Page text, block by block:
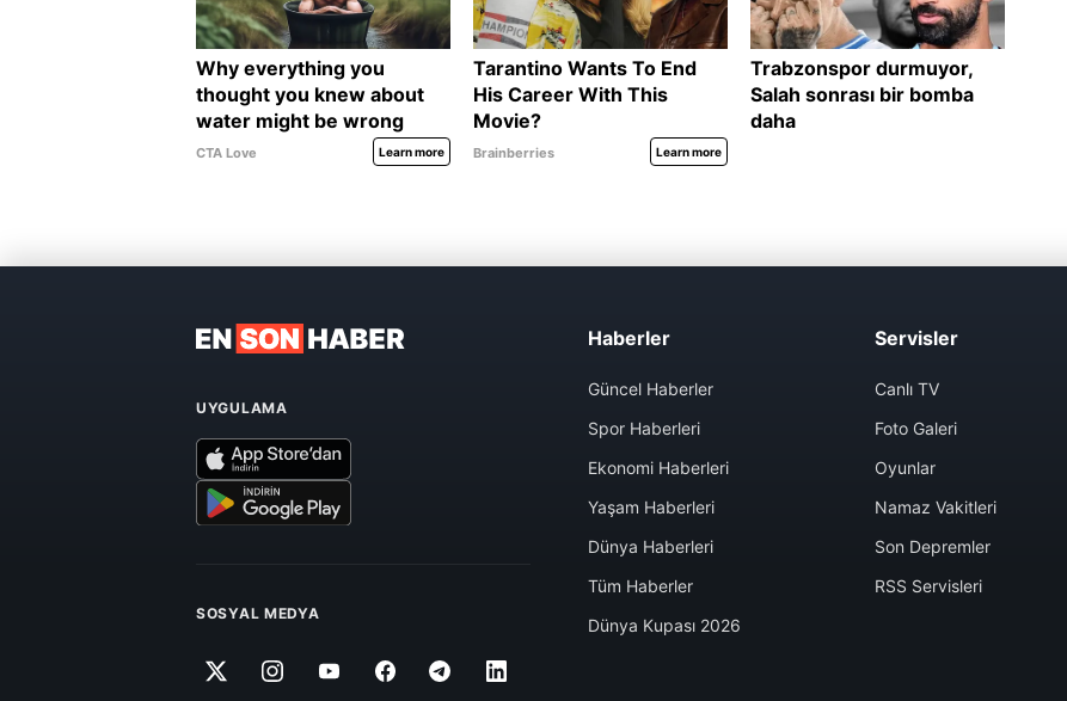
UYGULAMA
SOSYAL MEDYA
Haberler
Güncel Haberler
Spor Haberleri
Ekonomi Haberleri
Yaşam Haberleri
Dünya Haberleri
Tüm Haberler
Dünya Kupası 2026
Servisler
Canlı TV
Foto Galeri
Oyunlar
Namaz Vakitleri
Son Depremler
RSS Servisleri